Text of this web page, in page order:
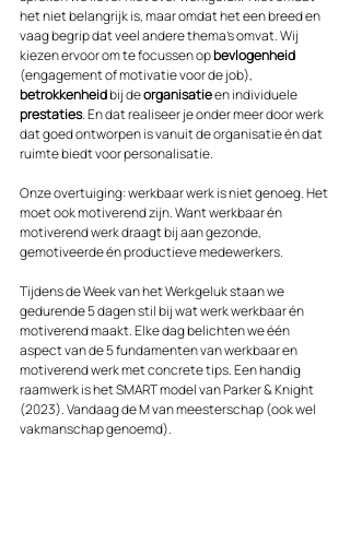
het niet belangrijk is, maar omdat het een breed en
vaag begrip dat veel andere thema’s omvat. Wij
kiezen ervoor om te focussen op bevlogenheid
(engagement of motivatie voor de job),
betrokkenheid bij de organisatie en individuele
prestaties. En dat realiseer je onder meer door werk
dat goed ontworpen is vanuit de organisatie én dat
ruimte biedt voor personalisatie.
Onze overtuiging: werkbaar werk is niet genoeg. Het
moet ook motiverend zijn. Want werkbaar én
motiverend werk draagt bij aan gezonde,
gemotiveerde én productieve medewerkers.
Tijdens de Week van het Werkgeluk staan we
gedurende 5 dagen stil bij wat werk werkbaar én
motiverend maakt. Elke dag belichten we één
aspect van de 5 fundamenten van werkbaar en
motiverend werk met concrete tips. Een handig
raamwerk is het SMART model van Parker & Knight
(2023). Vandaag de M van meesterschap (ook wel
vakmanschap genoemd).